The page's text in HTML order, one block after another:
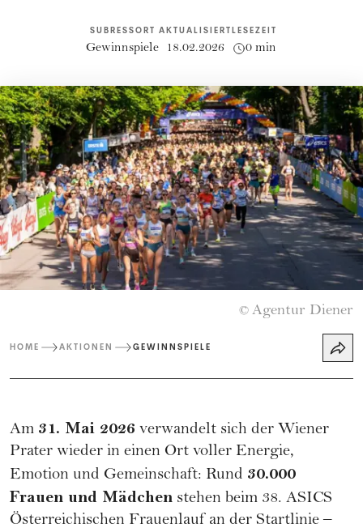
SUBRESSORT
Gewinnspiele
AKTUALISIERT
18.02.2026
LESEZEIT
0 min
© Agentur Diener
HOME AKTIONEN GEWINNSPIELE
Am 31. Mai 2026 verwandelt sich der Wiener
Prater wieder in einen Ort voller Energie,
Emotion und Gemeinschaft: Rund 30.000
Frauen und Mädchen stehen beim 38. ASICS
Österreichischen Frauenlauf an der Startlinie –